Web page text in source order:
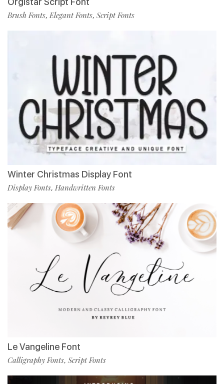
Brush Fonts,Elegant Fonts, Script Fonts
Winter Christmas Display Font
Display Fonts, Handwritten Fonts
Le Vangeline Font
Calligraphy Fonts, Script Fonts